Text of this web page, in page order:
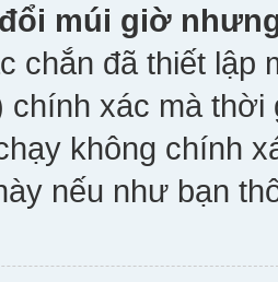
múi giờ
chắn đã thiết lập
chính xác mà
không chính
nếu như bạn